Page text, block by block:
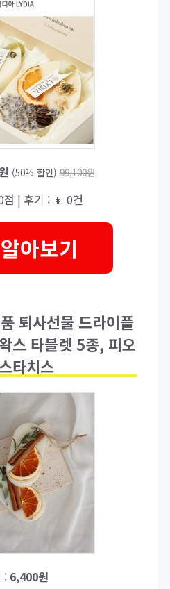
(50% 할인) 99,100원
| 후기 : 👧 0건
아보기
퇴사선물 드라이플
스 타블렛 5종, 피오
타치스
: 6,400원